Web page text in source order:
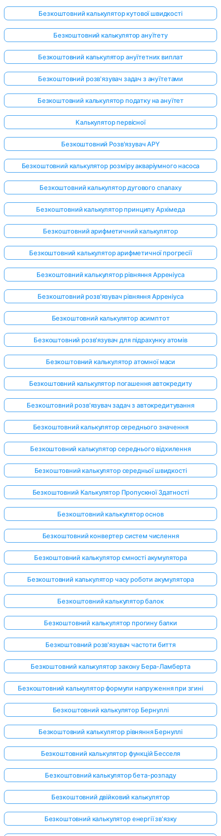
Безкоштовний калькулятор кутової швидкості
Безкоштовний калькулятор ануїтету
Безкоштовний калькулятор ануїтетних виплат
Безкоштовний розв'язувач задач з ануїтетами
Безкоштовний калькулятор податку на ануїтет
Калькулятор первісної
Безкоштовний Розв'язувач APY
Безкоштовний калькулятор розміру акваріумного насоса
Безкоштовний калькулятор дугового спалаху
Безкоштовний калькулятор принципу Архімеда
Безкоштовний арифметичний калькулятор
Безкоштовний калькулятор арифметичної прогресії
Безкоштовний калькулятор рівняння Арреніуса
Безкоштовний розв'язувач рівняння Арреніуса
Безкоштовний калькулятор асимптот
Безкоштовний розв'язувач для підрахунку атомів
Безкоштовний калькулятор атомної маси
Безкоштовний калькулятор погашення автокредиту
Безкоштовний розв'язувач задач з автокредитування
Безкоштовний калькулятор середнього значення
Безкоштовний калькулятор середнього відхилення
Безкоштовний калькулятор середньої швидкості
Безкоштовний Калькулятор Пропускної Здатності
Безкоштовний калькулятор основ
Безкоштовний конвертер систем числення
Безкоштовний калькулятор ємності акумулятора
Безкоштовний калькулятор часу роботи акумулятора
Безкоштовний калькулятор балок
Безкоштовний калькулятор прогину балки
Безкоштовний розв'язувач частоти биття
Безкоштовний калькулятор закону Бера-Ламберта
Безкоштовний калькулятор формули напруження при згині
Безкоштовний калькулятор Бернуллі
Безкоштовний калькулятор рівняння Бернуллі
Безкоштовний калькулятор функцій Бесселя
Безкоштовний калькулятор бета-розпаду
Безкоштовний двійковий калькулятор
Безкоштовний калькулятор енергії зв'язку